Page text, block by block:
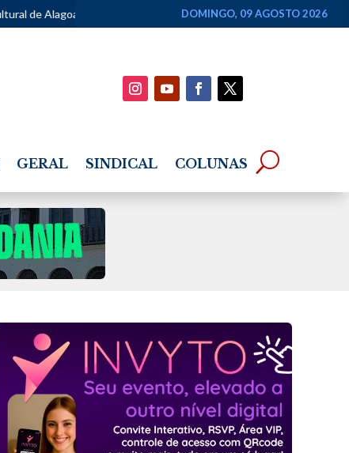
• Especialista alerta que suspeita de alergia ao leite não deve
DOMINGO, 09 AGOSTO 2026
GERAL SINDICAL COLUNAS